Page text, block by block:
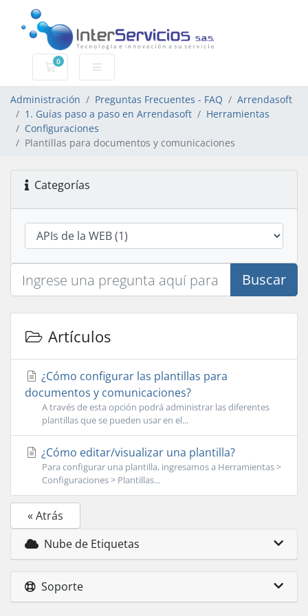
0
Carro de Pedidos
Administración Preguntas Frecuentes - FAQ
Arrendasoft
1. Guías paso a paso en Arrendasoft
Herramientas
Configuraciones
Plantillas para documentos y comunicaciones
Categorías
Buscar
Artículos
¿Cómo configurar las plantillas para
documentos y comunicaciones?
A través de esta opción podrá administrar las diferentes
plantillas que se pueden usar en el...
¿Cómo editar/visualizar una plantilla?
Para configurar una plantilla, ingresamos a Herramientas >
Configuraciones > Plantillas...
« Atrás
Nube de Etiquetas
Soporte